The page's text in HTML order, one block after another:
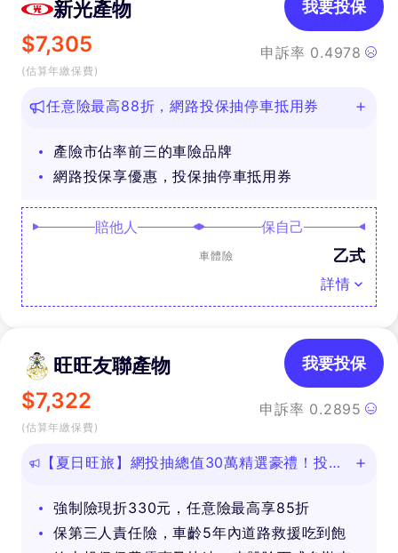
新光產物
$7,305
(估算年繳保費)
申訴率 0.4978
我要投保
任意險最高88折，網路投保抽停車抵用券
產險市佔率前三的車險品牌
網路投保享優惠，投保抽停車抵用券
賠他人 保自己
車體險 乙式
詳情
旺旺友聯產物
$7,322
(估算年繳保費)
申訴率 0.2895
我要投保
【夏日旺旅】網投抽總值30萬精選豪禮！投保
強制險現折330元，任意險最高享85折
保第三人責任險，車齡5年內道路救援吃到飽